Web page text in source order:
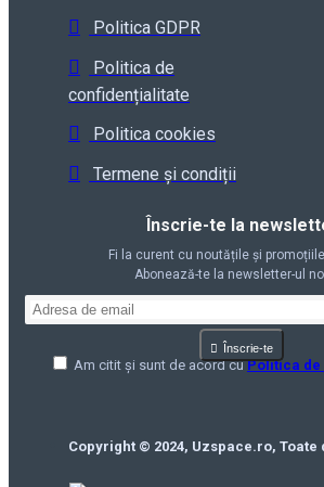
Politica GDPR
Politica de
confidențialitate
Politica cookies
Termene și condiții
Înscrie-te la
Fi la curent cu noutățile și
Abonează-te la newsletter-ul
Înscrie-te
Am citit și sunt de acord cuPolitica
Copyright © 2024, Uzspace.ro,